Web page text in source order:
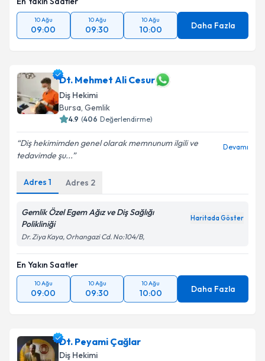
10 Ağu
09:00
10 Ağu
09:30
10 Ağu
10:00 Daha Fazla
Dt. Mehmet Ali Cesur
Diş Hekimi
Bursa, Gemlik
4.9 (406 Değerlendirme)
Diş hekimimden genel olarak memnunum ilgili ve
tedavimde şu...
Devamı
Adres 1 Adres 2
Gemlik Özel Egem Ağız ve Diş Sağlığı
Polikliniği
Haritada Göster
Dr. Ziya Kaya, Orhangazi Cd. No:104/B,
En Yakın Saatler
10 Ağu
09:00
10 Ağu
09:30
10 Ağu
10:00 Daha Fazla
Dt. Peyami Çağlar
Diş Hekimi